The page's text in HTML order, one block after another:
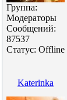
Группа:
Модераторы
Сообщений:
87537
Статус: Offline
Katerinka